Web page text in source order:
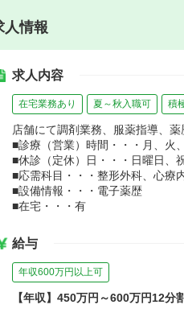
人情報
求人内容
在宅業務あり 夏～秋入職可 積
店舗にて調剤業務、服薬指導、
■診療（営業）時間・・・月、
■休診（定休）日・・・日曜日、
■応需科目・・・整形外科、心療
■設備情報・・・電子薬歴
■在宅・・・有
給与
年収600万円以上可
【年収】450万円～600万円12分